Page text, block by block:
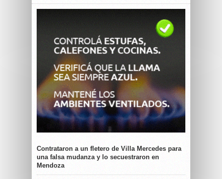
Contrataron a un fletero de Villa Mercedes para
una falsa mudanza y lo secuestraron en
Mendoza